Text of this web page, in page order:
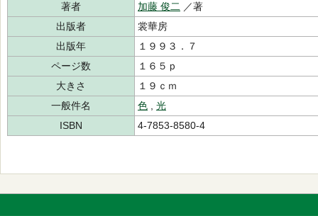
著者
加藤 俊二 ／著
出版者
裳華房
出版年
１９９３．７
ページ数
１６５ｐ
大きさ
１９ｃｍ
一般件名
色
光
ISBN
4-7853-8580-4